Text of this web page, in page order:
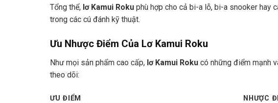
Tổng thể, lơ Kamui Roku phù hợp cho cả bi-a lỗ, bi-a snooker hay
trong các cú đánh kỹ thuật.
Ưu Nhược Điểm Của Lơ Kamui Roku
Như mọi sản phẩm cao cấp, lơ Kamui Roku có những điểm mạnh
theo dõi:
ƯU ĐIỂM
NHƯỢC